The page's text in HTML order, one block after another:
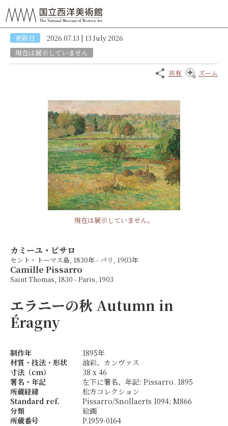
更新日
2026.07.13 | 13 July 2026
現在は展示していません
共有 ズーム
現在は展示していません。
カミーユ・ピサロ
セント・トーマス島, 1830年 - パリ, 1903年
Camille Pissarro
Saint Thomas, 1830 - Paris, 1903
エラニーの秋 Autumn in
Éragny
制作年
1895年
材質・技法・形状
油彩、カンヴァス
寸法（cm）
38 x 46
署名・年記
左下に署名、年記: Pissarro. 1895
所蔵経緯
松方コレクション
Standard ref.
Pissarro/Snollaerts 1094; M866
分類
絵画
所蔵番号
P.1959-0164